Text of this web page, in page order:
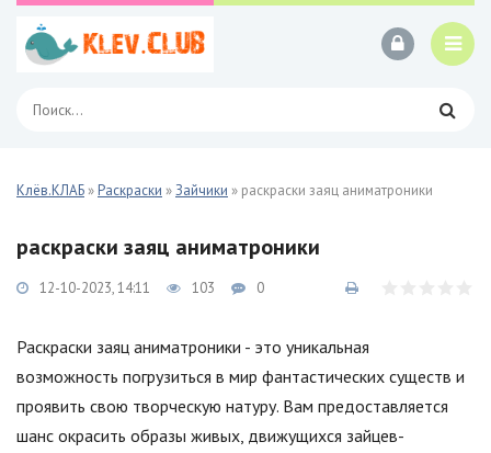
Клёв.КЛАБ »Раскраски »Зайчики » раскраски заяц аниматроники
раскраски заяц аниматроники
12-10-2023, 14:11 103 0
Раскраски заяц аниматроники - это уникальная
возможность погрузиться в мир фантастических существ и
проявить свою творческую натуру. Вам предоставляется
шанс окрасить образы живых, движущихся зайцев-